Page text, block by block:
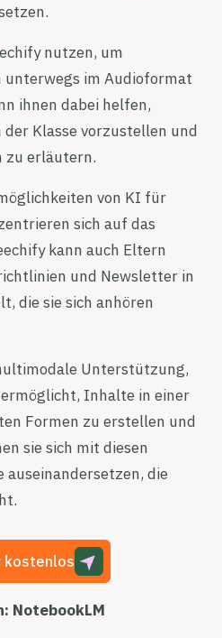
nutzen, um
im Audioformat
ihnen dabei helfen,
Klasse vorzustellen und
zu erläutern.
von KI für
sich auf das
kann auch Eltern
und Newsletter in
die sie sich anhören
Unterstützung,
Inhalte in einer
Formen zu erstellen und
sie sich mit diesen
auseinandersetzen, die
kostenlos
NotebookLM